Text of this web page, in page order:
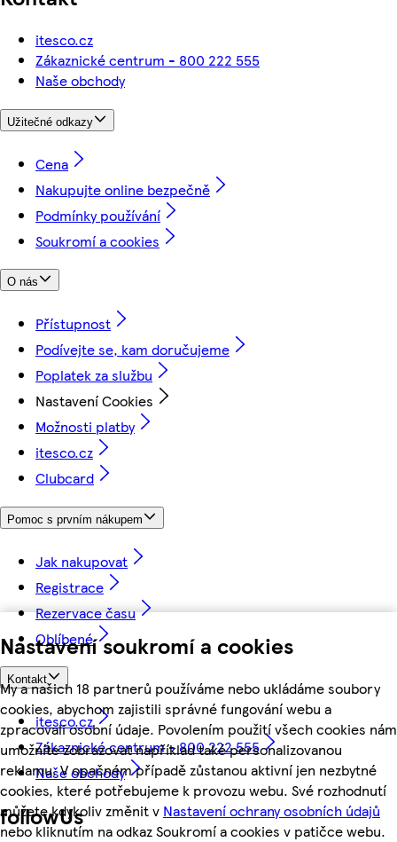
Nastavení soukromí a cookies
My a našich 18 partnerů používáme nebo ukládáme soubory
cookies, abychom zajistili správné fungování webu a
zpracovali osobní údaje. Povolením použití všech cookies nám
umožníte zobrazovat například také personalizovanou
reklamu. V opačném případě zůstanou aktivní jen nezbytné
cookies, které potřebujeme k provozu webu. Své rozhodnutí
můžete kdykoliv změnit v Nastavení ochrany osobních údajů
nebo kliknutím na odkaz Soukromí a cookies v patičce webu.
itesco.cz
Zákaznické centrum - 800 222 555
Naše obchody
Užitečné odkazy
Cena
Nakupujte online bezpečně
Podmínky používání
Soukromí a cookies
O nás
Přístupnost
Podívejte se, kam doručujeme
Poplatek za službu
Nastavení Cookies
Možnosti platby
itesco.cz
Clubcard
Pomoc s prvním nákupem
Jak nakupovat
Registrace
Rezervace času
Oblíbené
Kontakt
itesco.cz
Zákaznické centrum - 800 222 555
Naše obchody
followUs